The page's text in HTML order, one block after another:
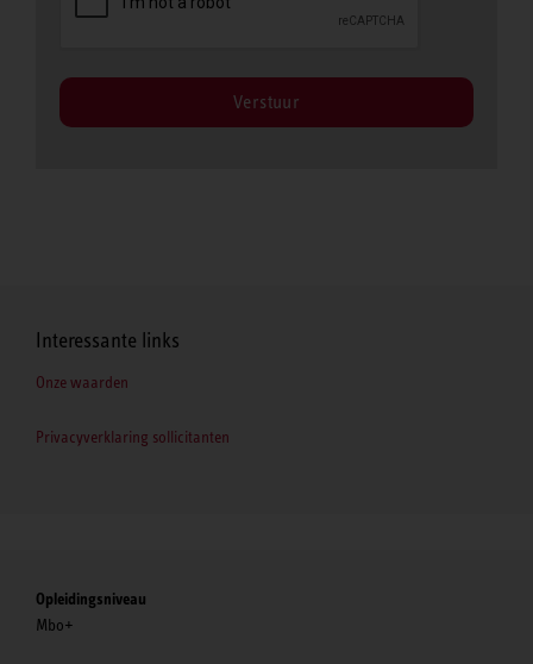
Verstuur
Interessante links
Onze waarden
Privacyverklaring sollicitanten
Opleidingsniveau
Mbo+